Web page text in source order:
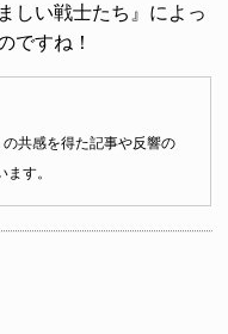
しい戦士たち』によっ
ですね！
共感を得た記事や反響の
す。